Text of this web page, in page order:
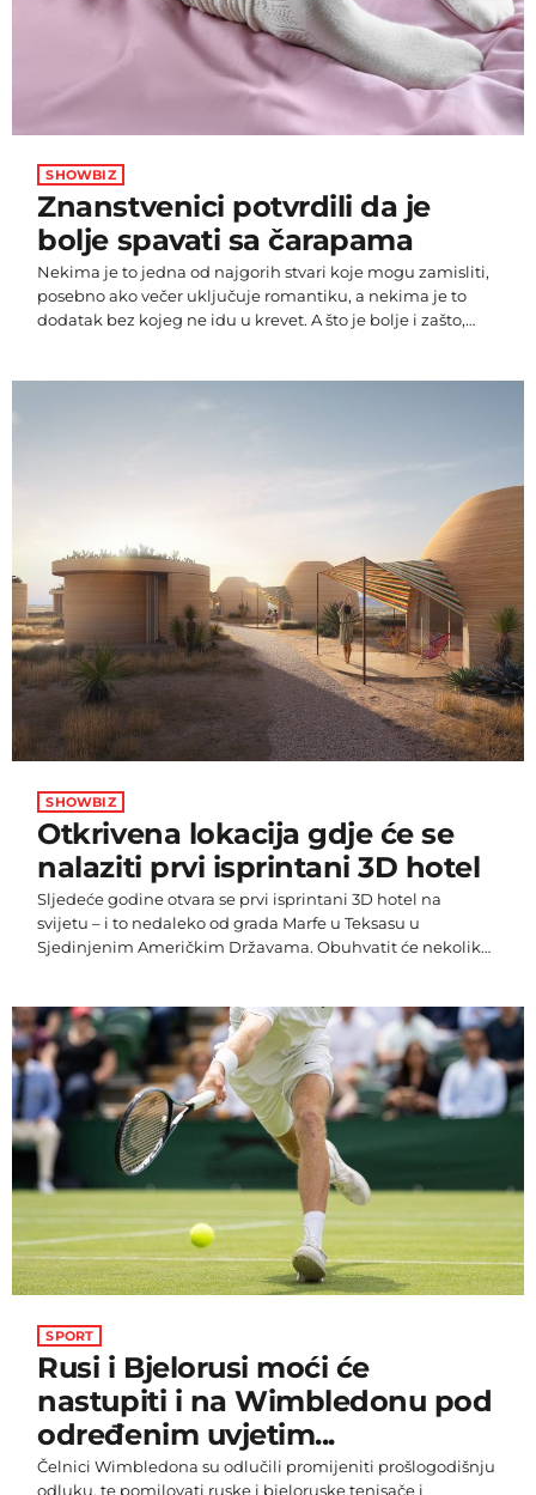
SHOWBIZ
Znanstvenici potvrdili da je
bolje spavati sa čarapama
Nekima je to jedna od najgorih stvari koje mogu zamisliti,
posebno ako večer uključuje romantiku, a nekima je to
dodatak bez kojeg ne idu u krevet. A što je bolje i zašto,
SHOWBIZ
Otkrivena lokacija gdje će se
nalaziti prvi isprintani 3D hotel
Sljedeće godine otvara se prvi isprintani 3D hotel na
svijetu – i to nedaleko od grada Marfe u Teksasu u
Sjedinjenim Američkim Državama. Obuhvatit će nekoliko
mjestu postojećeg nomadskog hotela i kampa El Cosmico,
a izgled će mu biti inspiriran okolnim pustinjskim
krajolikom te uključivati zapanjujuće krivulje, kupole,
lukove i svodove postignute uz pomoć specijaliziranog
softvera i robotike […]
SPORT
Rusi i Bjelorusi moći će
nastupiti i na Wimbledonu pod
određenim uvjetim...
Čelnici Wimbledona su odlučili promijeniti prošlogodišnju
odluku, te pomilovati ruske i bjeloruske tenisače i